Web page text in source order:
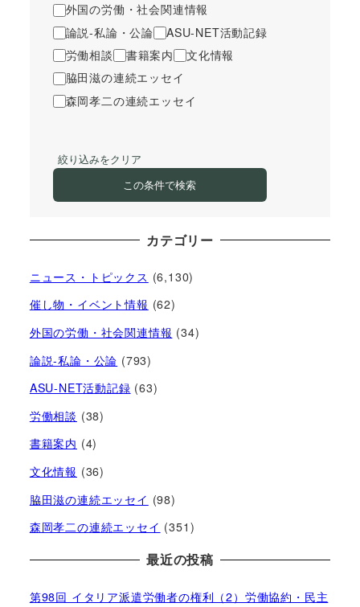
外国の労働・社会関連情報
論説-私論・公論
ASU-NET活動記録
労働相談
書籍案内
文化情報
脇田滋の連続エッセイ
森岡孝二の連続エッセイ
絞り込みをクリア
この条件で検索
カテゴリー
ニュース・トピックス (6,130)
催し物・イベント情報 (62)
外国の労働・社会関連情報 (34)
論説-私論・公論 (793)
ASU-NET活動記録 (63)
労働相談 (38)
書籍案内 (4)
文化情報 (36)
脇田滋の連続エッセイ (98)
森岡孝二の連続エッセイ (351)
最近の投稿
第98回 イタリア派遣労働者の権利（2）労働協約・民主